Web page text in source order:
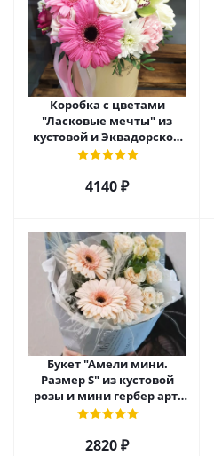
Коробка с цветами
"Ласковые мечты" из
кустовой и Эквадорской
розы, орхидеи и гербер
4140 ₽
Букет "Амели мини.
Размер S" из кустовой
розы и мини гербер арт.
27789/S
2820 ₽